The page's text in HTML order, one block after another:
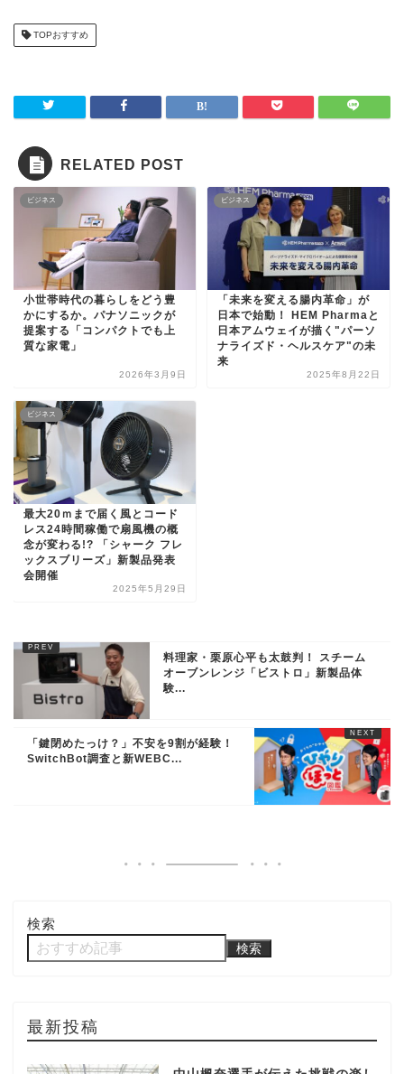
TOPおすすめ
RELATED POST
ビジネス
小世帯時代の暮らしをどう豊
かにするか。パナソニックが
提案する「コンパクトでも上
質な家電」
2026年3月9日
ビジネス
「未来を変える腸内革命」が
日本で始動！ HEM Pharmaと
日本アムウェイが描く"パーソ
ナライズド・ヘルスケア"の未
来
2025年8月22日
ビジネス
最大20ｍまで届く風とコード
レス24時間稼働で扇風機の概
念が変わる!? 「シャーク フレ
ックスブリーズ」新製品発表
会開催
2025年5月29日
料理家・栗原心平も太鼓判！ スチーム
オーブンレンジ「ビストロ」新製品体
験...
「鍵閉めたっけ？」不安を9割が経験！
SwitchBot調査と新WEBC...
検索
検索
最新投稿